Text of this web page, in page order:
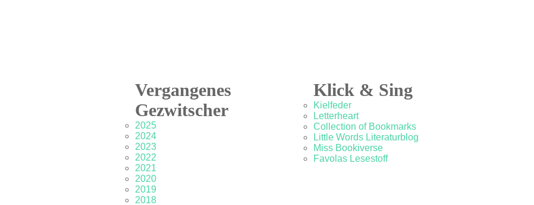
Vergangenes
Gezwitscher
2025
2024
2023
2022
2021
2020
2019
2018
Klick & Sing
Kielfeder
Letterheart
Collection of Bookmarks
Little Words Literaturblog
Miss Bookiverse
Favolas Lesestoff